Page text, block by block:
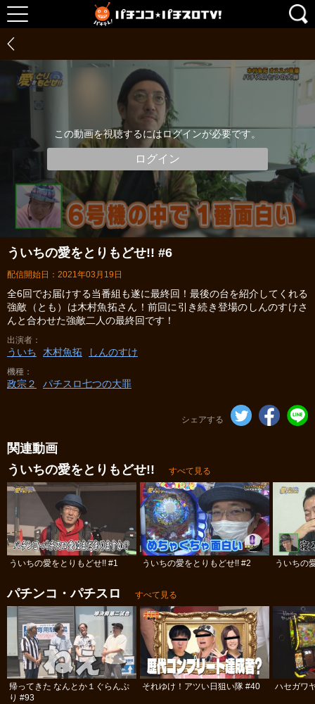
この動画を視聴するにはログインが必要です。
ログイン
ういちの愛をとりもどせ!! #6
配信開始日：2021年03月19日
全6回でお届けする当番組も遂に最終回！最後の台を紹介してくれる
強敵（とも）は木村魚拓さん！前回に引き続き登場のしんのすけさ
んと合わせた強敵二人の最終回です！
出演者
ういち 木村魚拓 しんのすけ
機種
政宗２ パチスロ七つの大罪
シェアする
関連動画
ういちの愛をとりもどせ!!
すべて見る
ういちの愛をとりもどせ!! #1 ういちの愛をとりもどせ!! #2 ういちの
パチンコ・パチスロ すべて見る
帰ってきた なんとか１ぐらんぷ
り #93
それゆけ！アツい日狙い隊 #40 ハセガワ